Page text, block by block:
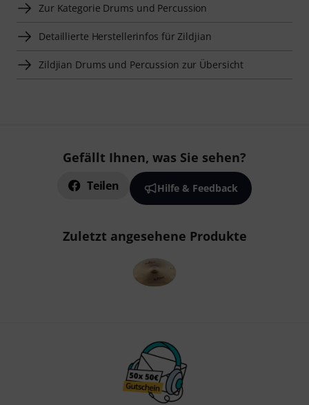
Zur Kategorie Drums und Percussion
Detaillierte Herstellerinfos für Zildjian
Zildjian Drums und Percussion zur Übersicht
Gefällt Ihnen, was Sie sehen?
Teilen Hilfe & Feedback
Zuletzt angesehene Produkte